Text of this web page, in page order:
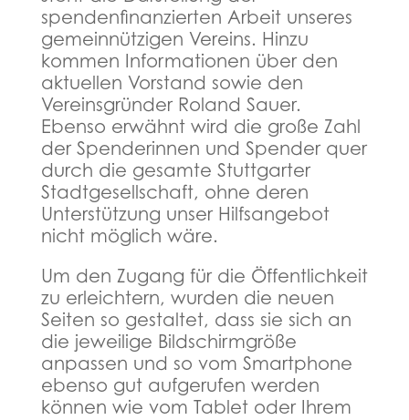
spendenfinanzierten Arbeit unseres
gemeinnützigen Vereins. Hinzu
kommen Informationen über den
aktuellen Vorstand sowie den
Vereinsgründer Roland Sauer.
Ebenso erwähnt wird die große Zahl
der Spenderinnen und Spender quer
durch die gesamte Stuttgarter
Stadtgesellschaft, ohne deren
Unterstützung unser Hilfsangebot
nicht möglich wäre.
Um den Zugang für die Öffentlichkeit
zu erleichtern, wurden die neuen
Seiten so gestaltet, dass sie sich an
die jeweilige Bildschirmgröße
anpassen und so vom Smartphone
ebenso gut aufgerufen werden
können wie vom Tablet oder Ihrem